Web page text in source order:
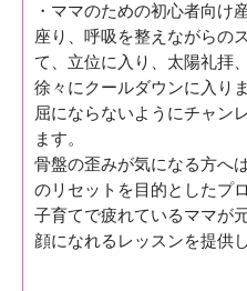
・ママのための初心者向け
座り、呼吸を整えながらの
て、立位に入り、太陽礼拝
徐々にクールダウンに入り
屈にならないようにチャン
ます。
骨盤の歪みが気になる方へ
のリセットを目的としたプ
子育てで疲れているママが
顔になれるレッスンを提供し